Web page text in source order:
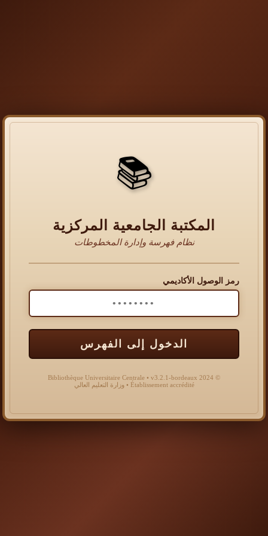
📚
المكتبة الجامعية المركزية
نظام فهرسة وإدارة المخطوطات
رمز الوصول الأكاديمي
الدخول إلى الفهرس
© 2024 Bibliothèque Universitaire Centrale • v3.2.1-bordeaux
Établissement accrédité • وزارة التعليم العالي